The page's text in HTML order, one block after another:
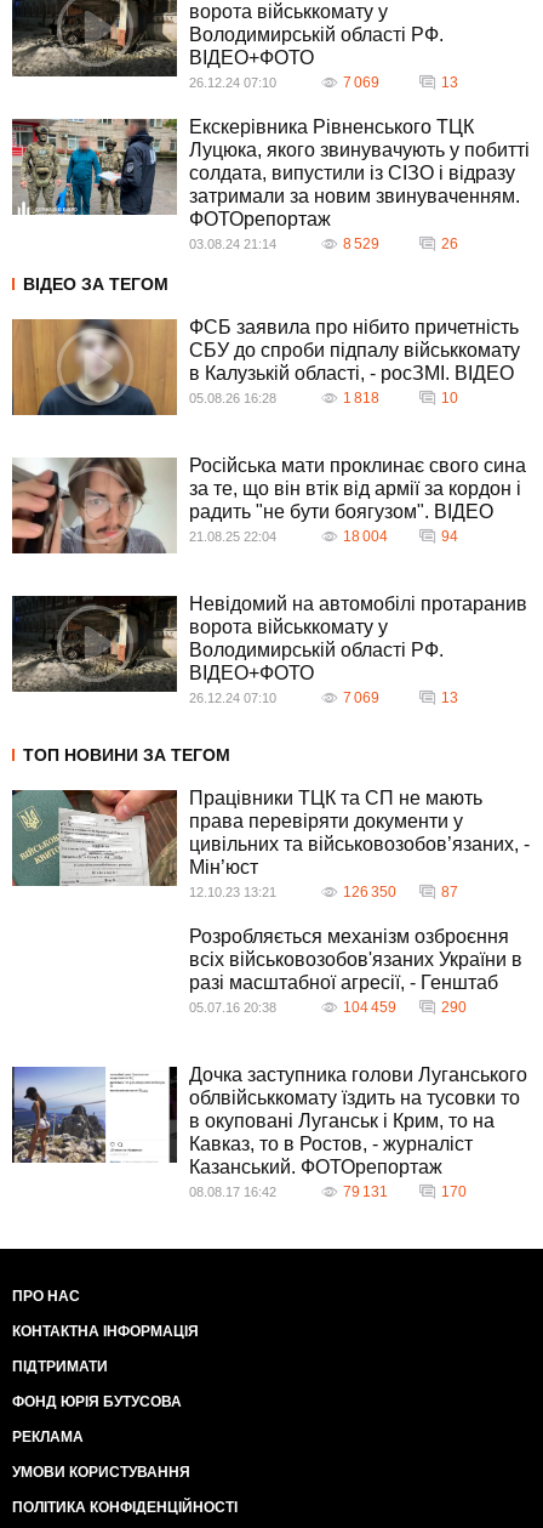
ворота військкомату у
Володимирській області РФ.
ВІДЕО+ФОТО
26.12.24 07:10 7 069 13
Екскерівника Рівненського ТЦК
Луцюка, якого звинувачують у побитті
солдата, випустили із СІЗО і відразу
затримали за новим звинуваченням.
ФОТОрепортаж
03.08.24 21:14 8 529 26
ВІДЕО ЗА ТЕГОМ
ФСБ заявила про нібито причетність
СБУ до спроби підпалу військкомату
в Калузькій області, - росЗМІ. ВIДЕО
05.08.26 16:28 1 818 10
Російська мати проклинає свого сина
за те, що він втік від армії за кордон і
радить "не бути боягузом". ВIДЕО
21.08.25 22:04 18 004 94
Невідомий на автомобілі протаранив
ворота військкомату у
Володимирській області РФ.
ВІДЕО+ФОТО
26.12.24 07:10 7 069 13
ТОП НОВИНИ ЗА ТЕГОМ
Працівники ТЦК та СП не мають
права перевіряти документи у
цивільних та військовозобов’язаних, -
Мін’юст
12.10.23 13:21 126 350 87
Розробляється механізм озброєння
всіх військовозобов'язаних України в
разі масштабної агресії, - Генштаб
05.07.16 20:38 104 459 290
Дочка заступника голови Луганського
облвійськкомату їздить на тусовки то
в окуповані Луганськ і Крим, то на
Кавказ, то в Ростов, - журналіст
Казанський. ФОТОрепортаж
08.08.17 16:42 79 131 170
ПРО НАС
КОНТАКТНА ІНФОРМАЦІЯ
ПІДТРИМАТИ
ФОНД ЮРІЯ БУТУСОВА
РЕКЛАМА
УМОВИ КОРИСТУВАННЯ
ПОЛІТИКА КОНФІДЕНЦІЙНОСТІ